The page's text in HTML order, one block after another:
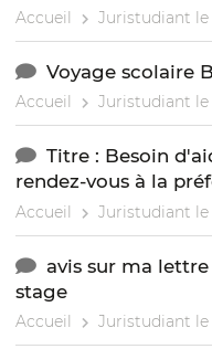
Accueil Juristudiant le
Voyage scolaire
Accueil Juristudiant le
Titre : Besoin
rendez-vous à la
Accueil Juristudiant le
avis sur ma
stage
Accueil Juristudiant le